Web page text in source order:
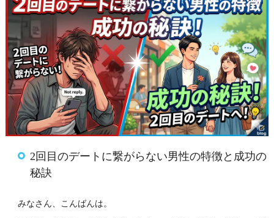
2回目のデートに繋がらない男性の特徴と成功の
秘訣
みなさん、こんばんは。